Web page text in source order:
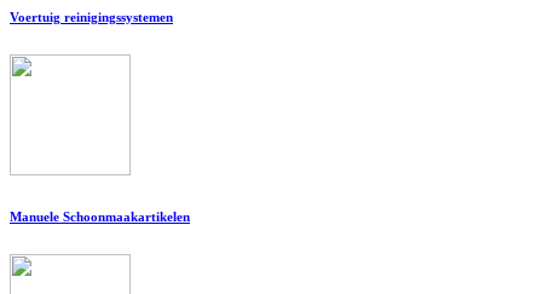
Voertuig reinigingssystemen
Manuele Schoonmaakartikelen